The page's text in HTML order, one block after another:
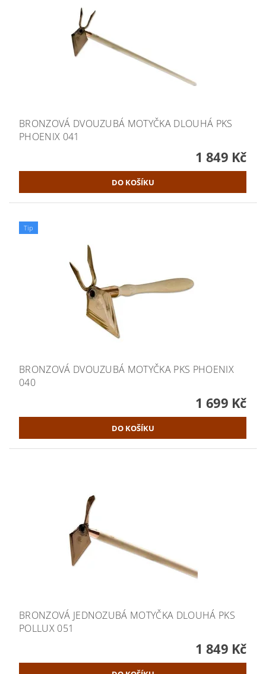
BRONZOVÁ DVOUZUBÁ MOTYČKA DLOUHÁ PKS
PHOENIX 041
1 849 Kč
Tip
BRONZOVÁ DVOUZUBÁ MOTYČKA PKS PHOENIX
040
1 699 Kč
BRONZOVÁ JEDNOZUBÁ MOTYČKA DLOUHÁ PKS
POLLUX 051
1 849 Kč